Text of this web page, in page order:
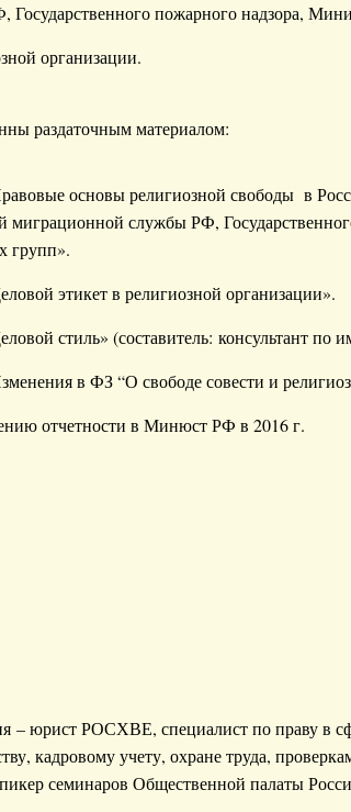
пожарного надзора,
организации.
раздаточным материалом:
основы религиозной свободы в
службы РФ,
групп».
этикет в религиозной организации».
стиль» (составитель: консультант
в ФЗ “О свободе совести и
отчетности в Минюст РФ в 2016 г.
юрист РОСХВЕ, специалист по праву в
кадровому учету, охране труда,
семинаров Общественной палаты